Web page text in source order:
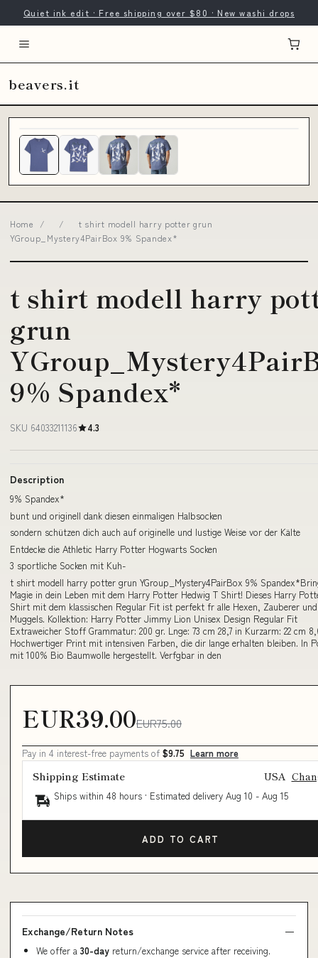
Quiet ink edit · Free shipping over $80 · New washi drops
beavers.it
Home / /
t shirt modell harry potter grun
YGroup_Mystery4PairBox 9% Spandex*
t shirt modell harry
grun
9% Spandex*
SKU 64033211136 4.3
Description
9% Spandex*
bunt und originell dank diesen einmaligen Halbsocken
sondern schützen dich auch auf originelle und lustige Weise vor der Kälte
Entdecke die Athletic Harry Potter Hogwarts Socken
3 sportliche Socken mit Kuh-
t shirt modell harry potter grun YGroup_Mystery4PairBox 9%
Magie in dein Leben mit dem Harry Potter Hedwig T Shirt! Dieses Harry
Shirt mit dem klassischen Regular Fit ist perfekt fr alle Hexen, Zauberer und
Muggels. Kollektion: Harry Potter Jimmy Lion Unisex Design Regular Fit
Extraweicher Stoff Grammatur: 200 gr. Lnge: 73 cm 28,7 in Kurzarm: 22 cm
Hochwertiger Print mit intensiven Farben, die dir lange erhalten bleiben. In
mit 100% Bio Baumwolle hergestellt. Verfgbar in den
EUR39.00EUR75.00
Pay in 4 interest-free payments of $9.75 Learn more
Shipping Estimate USA
Ships within 48 hours · Estimated delivery Aug 10 - Aug 15
ADD TO CART
Exchange/Return Notes
We offer a 30-day return/exchange service after receiving.